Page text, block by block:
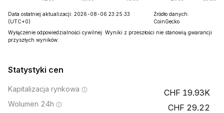
Data ostatniej aktualizacji: 2026-08-06 23:25:33
(UTC+0)
Źródło danych:
CoinGecko
Wyłączenie odpowiedzialności cywilnej: Wyniki z przeszłości nie stanowią gwarancji
przyszłych wyników.
Statystyki cen
Kapitalizacja rynkowa 19.93K
Wolumen 24h 29.22